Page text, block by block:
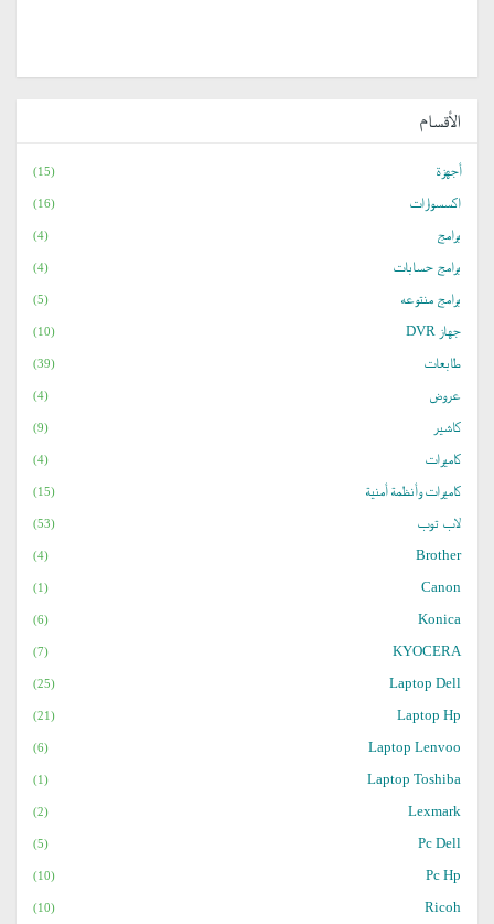
الأقسام
أجهزة (15)
اكسسوارات (16)
برامج (4)
برامج حسابات (4)
برامج منتوعه (5)
جهاز DVR (10)
طابعات (39)
عروض (4)
كاشير (9)
كاميرات (4)
كاميرات وأنظمة أمنية (15)
لاب توب (53)
Brother
(4)
Canon
(1)
Konica
(6)
KYOCERA
(7)
Laptop Dell
(25)
Laptop Hp
(21)
Laptop Lenvoo
(6)
Laptop Toshiba
(1)
Lexmark
(2)
Pc Dell
(5)
Pc Hp
(10)
Ricoh
(10)